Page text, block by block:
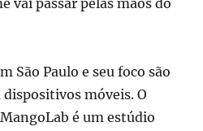
vai passar pelas mãos do
São Paulo e seu foco são
dispositivos móveis. O
é um estúdio